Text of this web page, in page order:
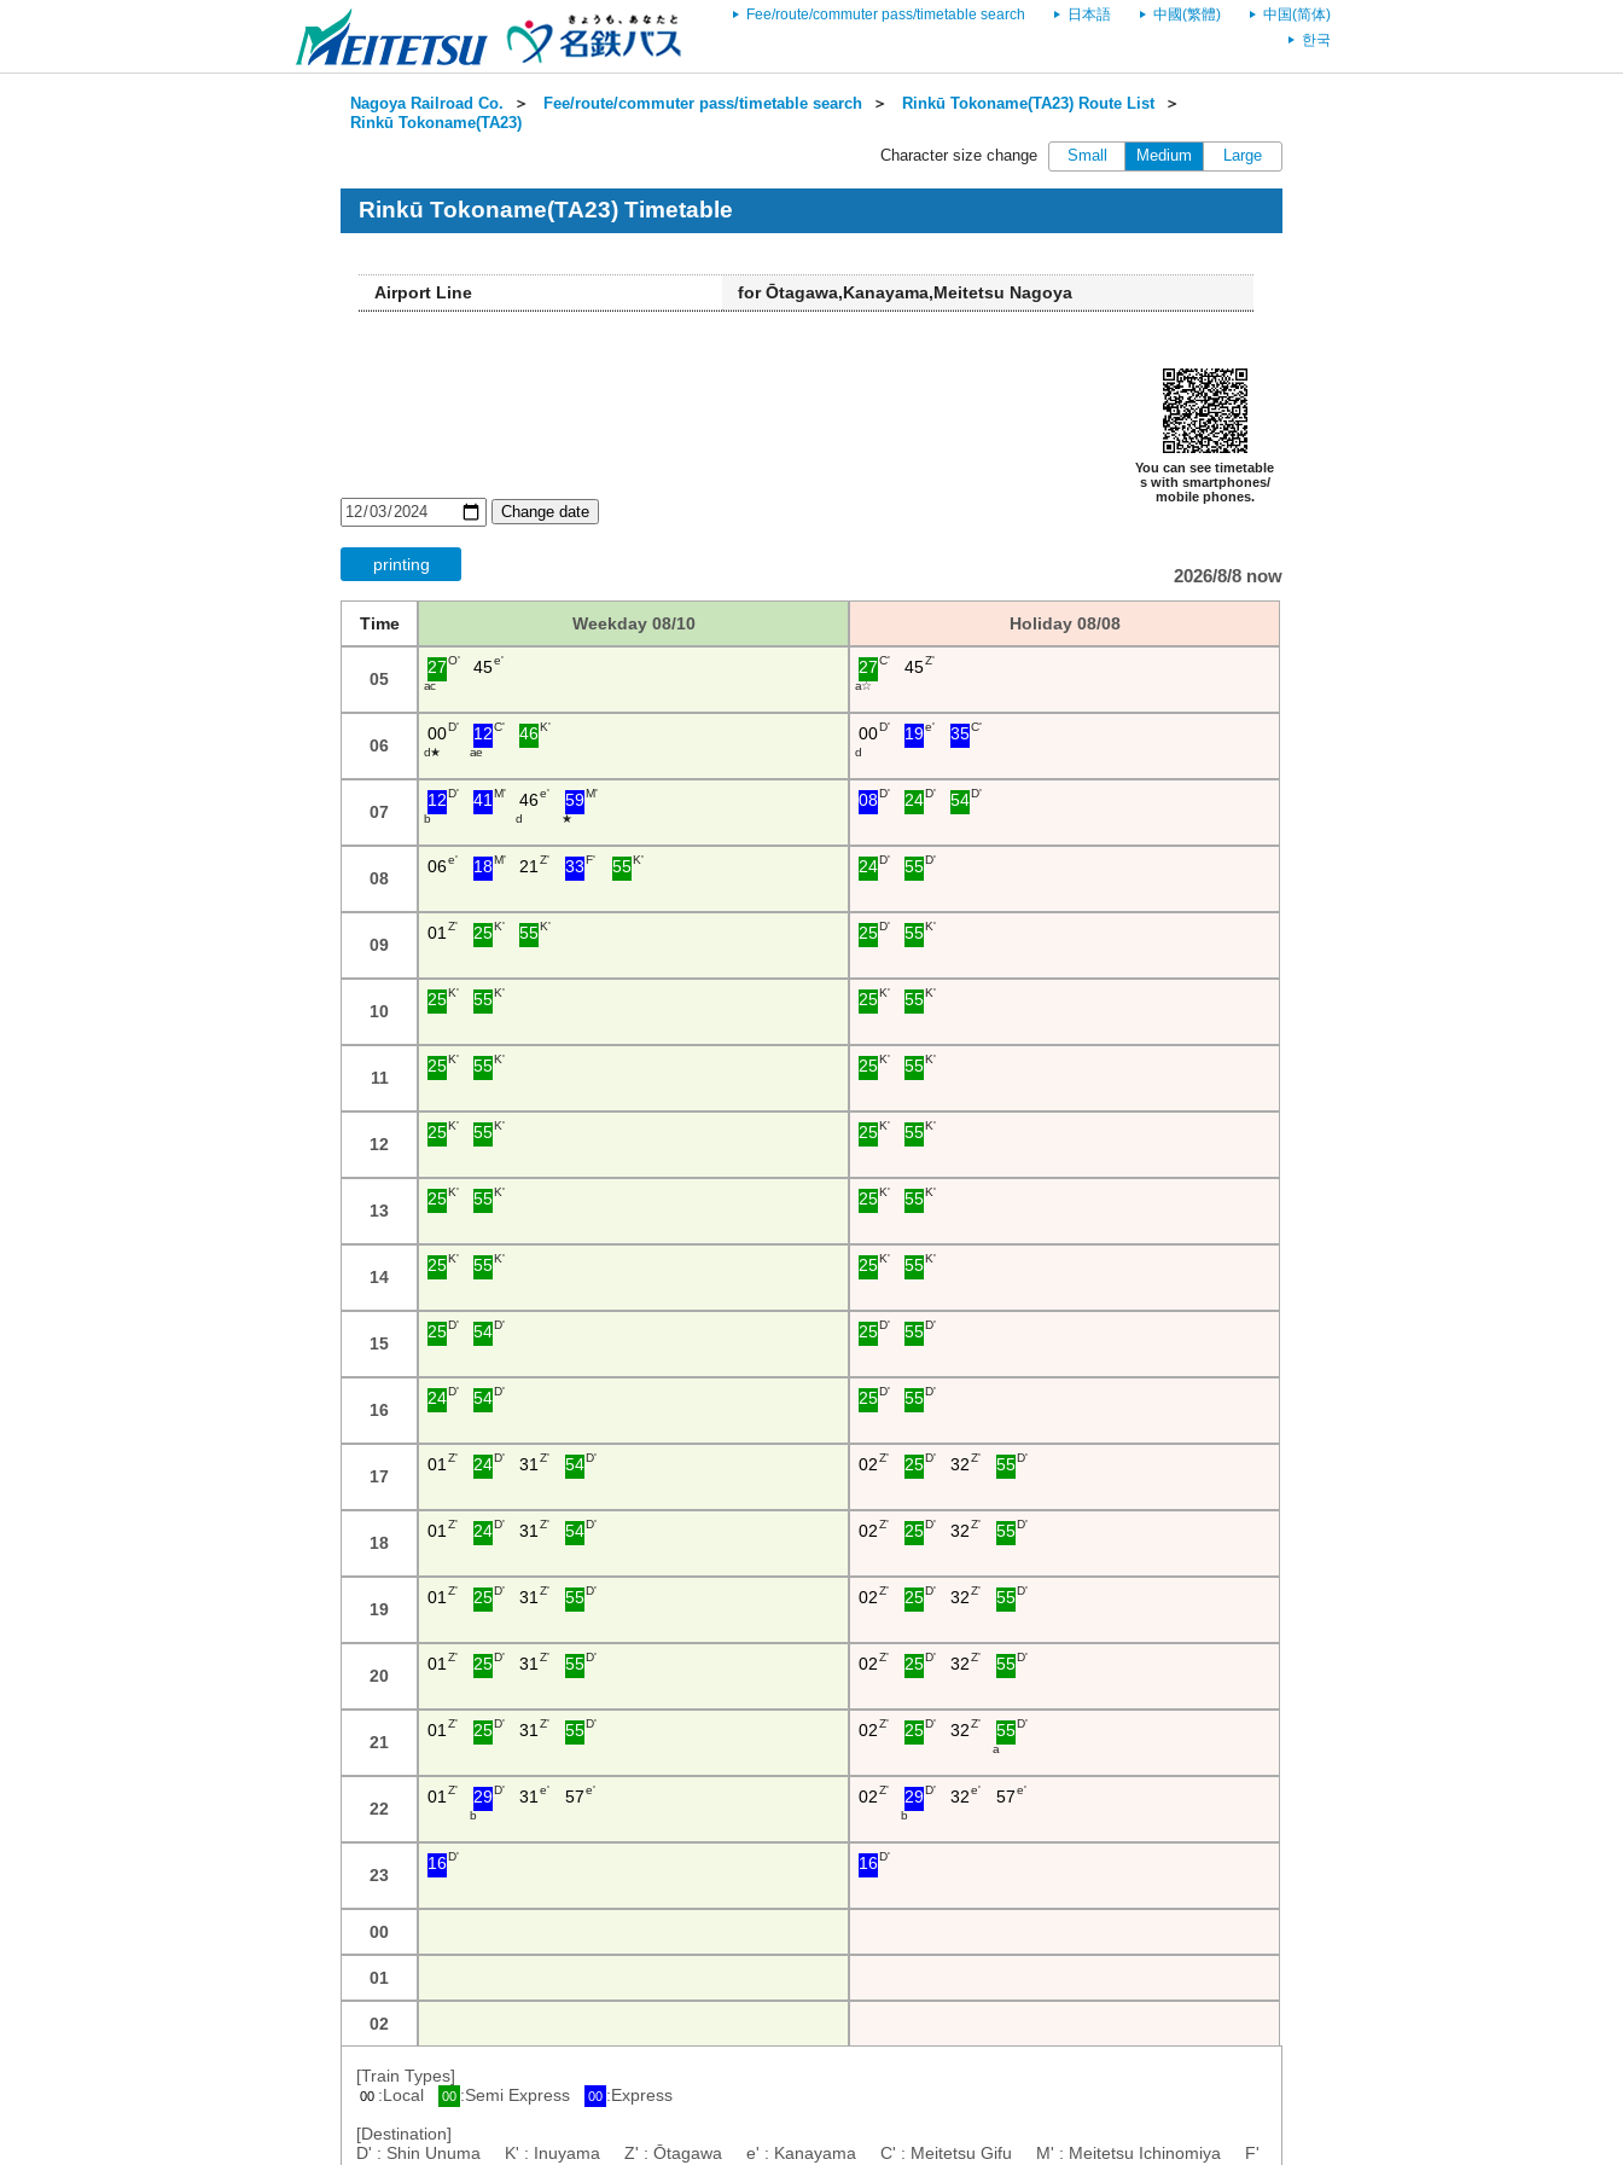
Fee/route/commuter pass/timetable search 日本語 中國(繁體)
中国(简体)
한국
Nagoya Railroad Co. ＞ Fee/route/commuter pass/timetable search ＞ Rinkū Tokoname(TA23) Route List＞
Rinkū Tokoname(TA23)
Character size change
Small Medium Large
Rinkū Tokoname(TA23) Timetable
Airport Line for Ōtagawa,Kanayama,Meitetsu Nagoya
You can see timetable
s with smartphones/
mobile phones.
Change date
printing
2026/8/8 now
Time Weekday 08/10 Holiday 08/08
05
27O'
a c
45e' 27C'
a ☆
45Z'
06
00D'
d ★
12C'
a e
46K' 00D'
d
19e' 35C'
07
12D'
b
41 M' 46e'
d
59M'
★
08D' 24D' 54D'
08
06e' 18M' 21 Z' 33 F' 55K' 24D' 55D'
09
01 Z' 25K' 55K' 25D' 55K'
10
25K' 55K' 25K' 55K'
11
25K' 55K' 25K' 55K'
12
25K' 55K' 25K' 55K'
13
25K' 55K' 25K' 55K'
14
25K' 55K' 25K' 55K'
15
25D' 54D' 25D' 55D'
16
24D' 54D' 25D' 55D'
17
01 Z' 24D' 31 Z' 54D' 02Z' 25D' 32 Z' 55D'
18
01 Z' 24D' 31 Z' 54D' 02Z' 25D' 32 Z' 55D'
19
01 Z' 25D' 31 Z' 55D' 02Z' 25D' 32 Z' 55D'
20
01 Z' 25D' 31 Z' 55D' 02Z' 25D' 32 Z' 55D'
21
01 Z' 25D' 31 Z' 55D' 02Z' 25D' 32 Z' 55D'
a
22
01 Z' 29D'
b
31 e' 57 e' 02Z' 29D'
b
32 e' 57 e'
23
16D' 16D'
00
01
02
[Train Types]
00 :Local 00 :Semi Express 00 :Express
[Destination]
D' : Shin Unuma K' : Inuyama Z' : Ōtagawa e' : Kanayama C' : Meitetsu Gifu M' : Meitetsu Ichinomiya F'